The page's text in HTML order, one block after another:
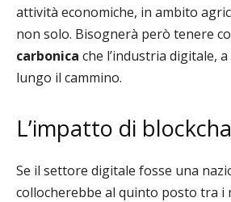
attività economiche, in ambito
non solo. Bisognerà però tenere
carbonica che l’industria digitale,
lungo il cammino.
L’impatto di
Se il settore digitale fosse una
collocherebbe al quinto posto tra i